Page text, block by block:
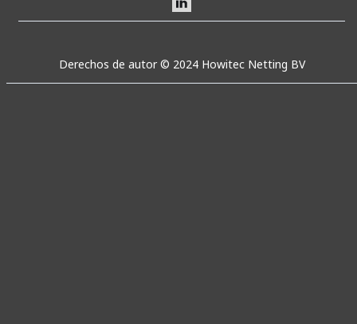
Derechos de autor © 2024 Howitec Netting BV